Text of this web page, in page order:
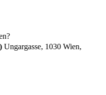
Ungargasse, 1030 Wien,